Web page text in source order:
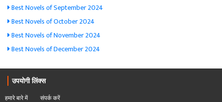
Best Novels of September 2024
Best Novels of October 2024
Best Novels of November 2024
Best Novels of December 2024
उपयोगी लिंक्स
हमारे बारे में संपर्क करें